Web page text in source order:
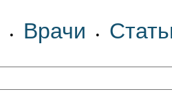
• Врачи •